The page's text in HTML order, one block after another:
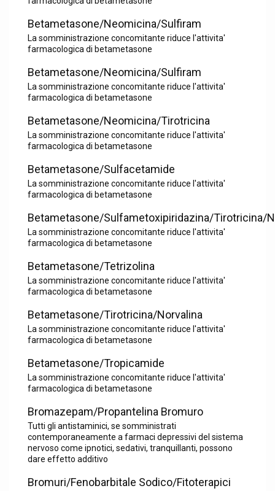
Betametasone/Neomicina/Sulfiram
La somministrazione concomitante riduce l'attivita'
farmacologica di betametasone
Betametasone/Neomicina/Sulfiram
La somministrazione concomitante riduce l'attivita'
farmacologica di betametasone
Betametasone/Neomicina/Tirotricina
La somministrazione concomitante riduce l'attivita'
farmacologica di betametasone
Betametasone/Sulfacetamide
La somministrazione concomitante riduce l'attivita'
farmacologica di betametasone
Betametasone/Sulfametoxipiridazina/Tirotricina/
La somministrazione concomitante riduce l'attivita'
farmacologica di betametasone
Betametasone/Tetrizolina
La somministrazione concomitante riduce l'attivita'
farmacologica di betametasone
Betametasone/Tirotricina/Norvalina
La somministrazione concomitante riduce l'attivita'
farmacologica di betametasone
Betametasone/Tropicamide
La somministrazione concomitante riduce l'attivita'
farmacologica di betametasone
Bromazepam/Propantelina Bromuro
Tutti gli antistaminici, se somministrati
contemporaneamente a farmaci depressivi del sistema
nervoso come ipnotici, sedativi, tranquillanti, possono
dare effetto additivo
Bromuri/Fenobarbitale Sodico/Fitoterapici